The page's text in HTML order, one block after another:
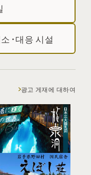
·대응 시설
광고 게재에 대하여